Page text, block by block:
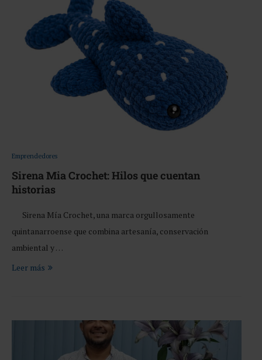
Emprendedores
Sirena Mia Crochet: Hilos que cuentan
historias
Sirena Mía Crochet, una marca orgullosamente
quintanarroense que combina artesanía, conservación
ambiental y …
Leer más